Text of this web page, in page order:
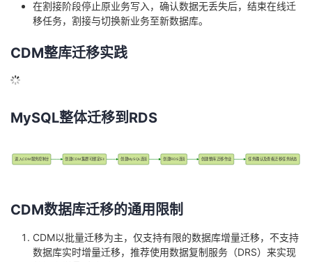
全量迁移阶段结束后，使用对象级别对比功能，校验数据库对
确认迁移对象无缺失后，选择一个业务低峰期，使用数据级对
比功能，进行一次或者多次数据级对比，对源数据库和目标数
割接复查
键业务表，对比多次存在差异的表
结束任务
在割接阶段停止原业务写入，确认数据无丢失后，结束在线迁